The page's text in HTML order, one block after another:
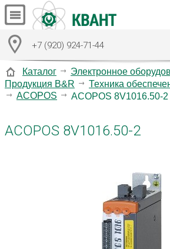
+7 (920) 924-71-44
Каталог
Электронное
Продукция B&R
Техника
ACOPOS
ACOPOS 8V1016.50-2
ACOPOS 8V1016.50-2